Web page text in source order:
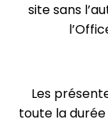
site sans
Les
toute la